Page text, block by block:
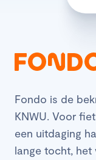
Fondo is de
KNWU. Voor
een uitdaging
lange tocht, het